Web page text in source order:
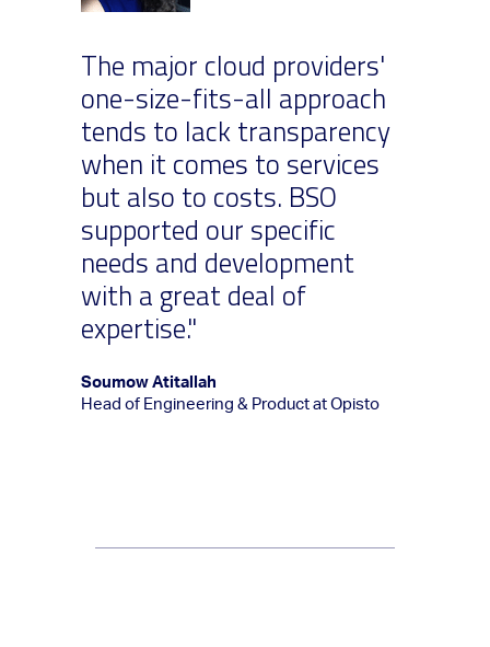
The major cloud providers'
one-size-fits-all approach
tends to lack transparency
when it comes to services
but also to costs. BSO
supported our specific
needs and development
with a great deal of
expertise."
Soumow Atitallah
Head of Engineering & Product at Opisto